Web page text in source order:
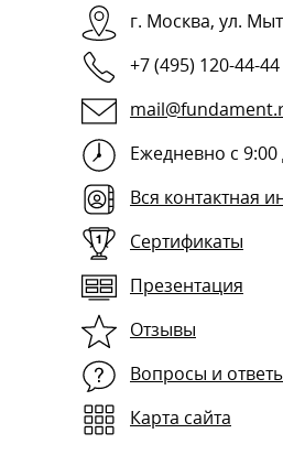
г. Москва, ул.
+7 (495) 120-44-44
Ежедневно с 9:00
Вся контактная
Сертификаты
Презентация
Отзывы
Вопросы и
Карта сайта